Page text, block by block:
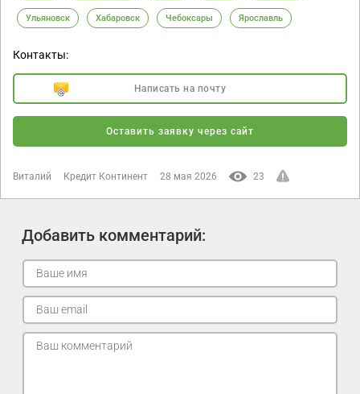
Ульяновск Хабаровск Чебоксары Ярославль
Контакты:
Написать на почту
Оставить заявку через сайт
Виталий Кредит Континент 28 мая 2026 23
Добавить комментарий: